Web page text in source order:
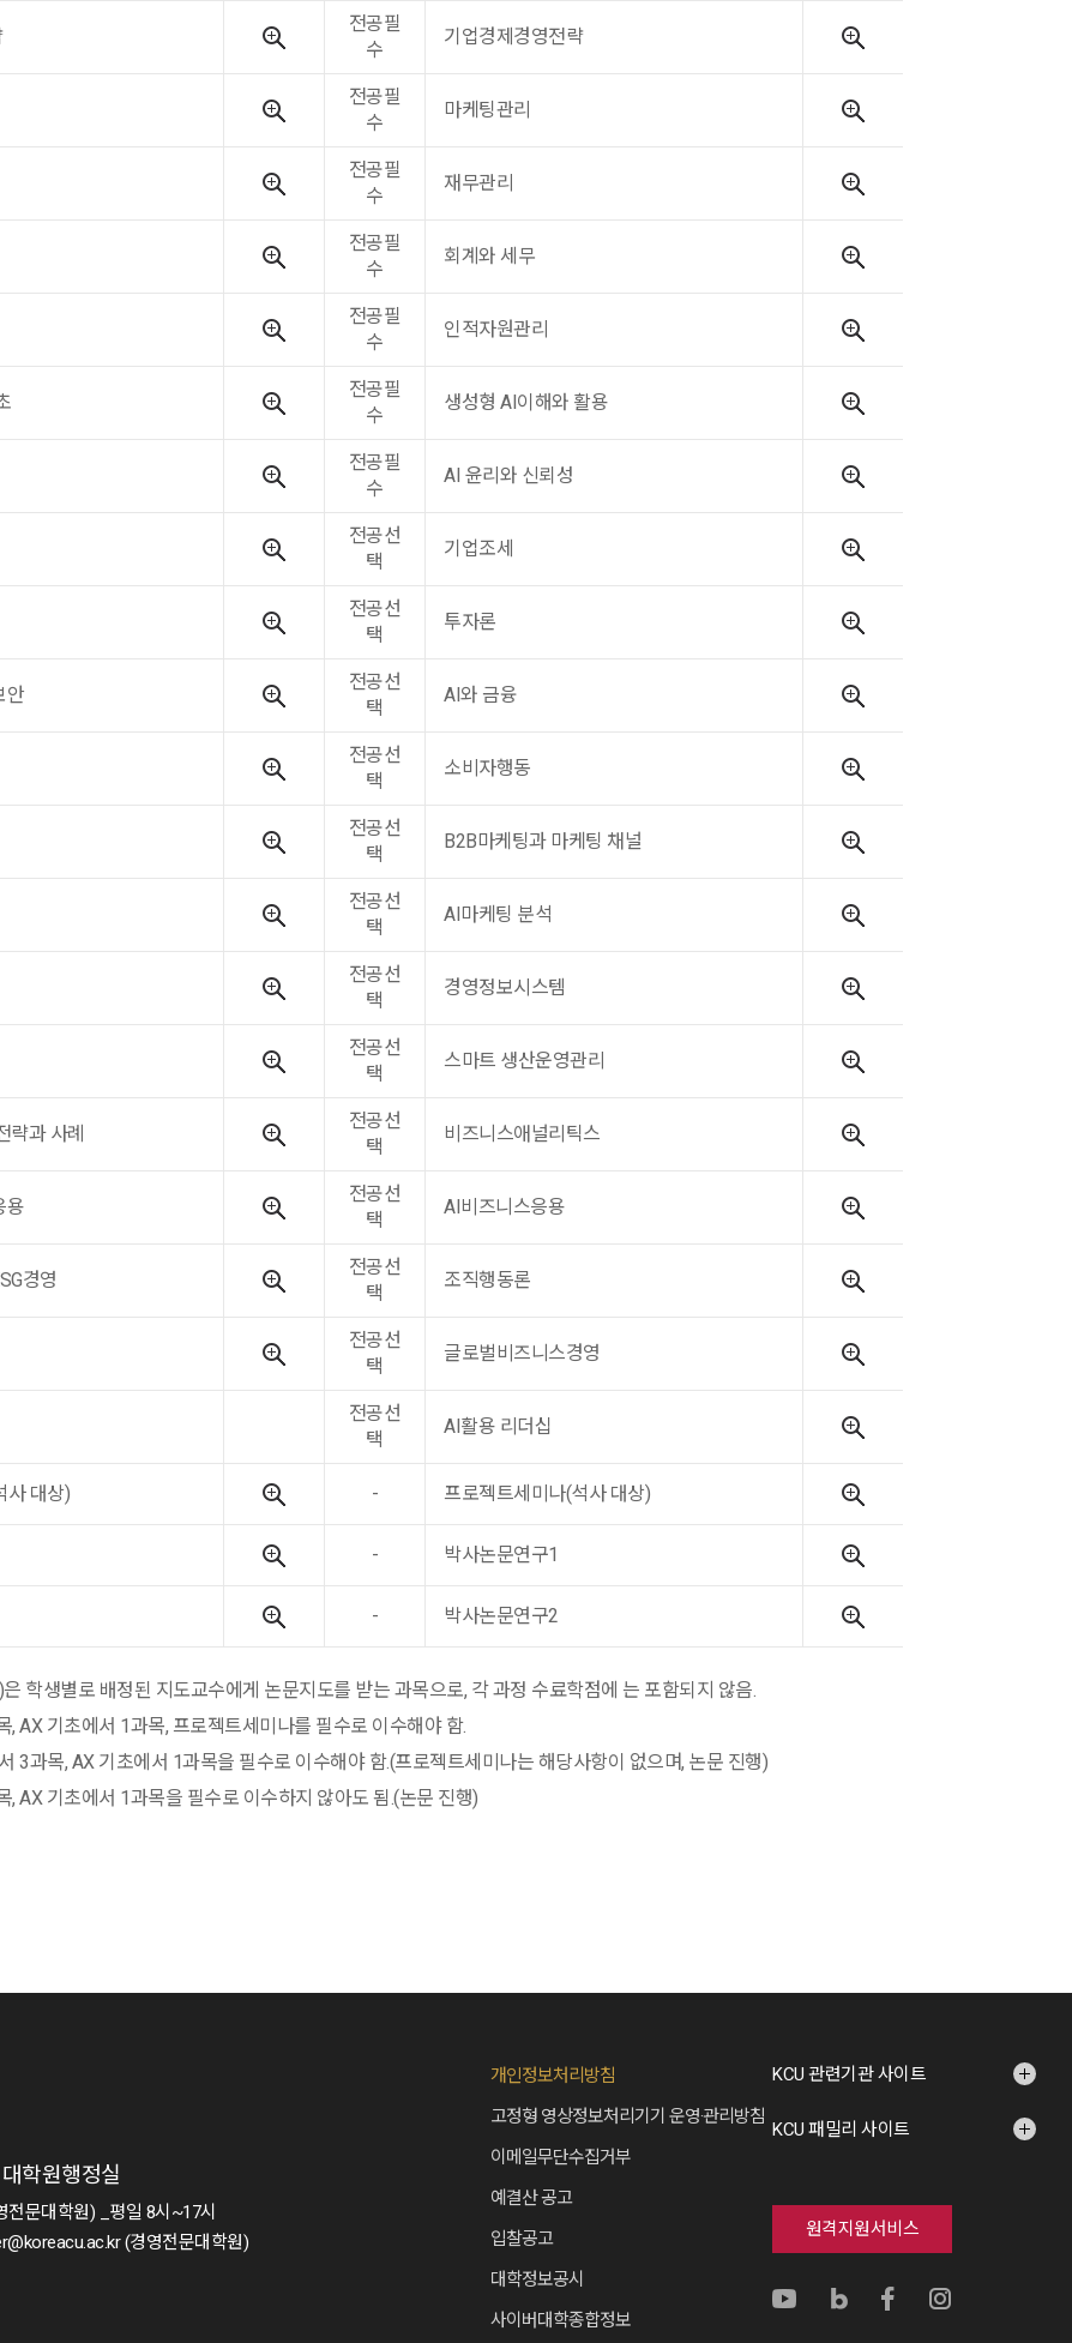
전공필
수
기업경제경영전략
전공필
수
마케팅관리
전공필
수
재무관리
전공필
수
회계와 세무
전공필
수
인적자원관리
전공필
수
생성형 AI이해와 활용
전공필
수
AI 윤리와 신뢰성
전공선
택
기업조세
전공선
택
투자론
안
전공선
택
AI와 금융
전공선
택
소비자행동
전공선
택
B2B마케팅과 마케팅 채널
전공선
택
AI마케팅 분석
전공선
택
경영정보시스템
전공선
택
스마트 생산운영관리
략과 사례
전공선
택
비즈니스애널리틱스
용
전공선
택
AI비즈니스응용
경영
전공선
택
조직행동론
전공선
택
글로벌비즈니스경영
전공선
택
AI활용 리더십
사 대상) - 프로젝트세미나(석사 대상)
- 박사논문연구1
- 박사논문연구2
학생별로 배정된 지도교수에게 논문지도를 받는 과목으로, 각 과정 수료학점에 는 포함되지 않음.
AX 기초에서 1과목, 프로젝트세미나를 필수로 이수해야 함.
3과목, AX 기초에서 1과목을 필수로 이수해야 함.(프로젝트세미나는 해당사항이 없으며, 논문 진행)
AX 기초에서 1과목을 필수로 이수하지 않아도 됨.(논문 진행)
학원행정실
문대학원) _평일 8시~17시
(경영전문대학원)
개인정보처리방침
고정형 영상정보처리기기 운영·관리방침
이메일무단수집거부
예결산 공고
입찰공고
대학정보공시
사이버대학종합정보
KCU 관련기관 사이트
KCU 패밀리 사이트
원격지원서비스